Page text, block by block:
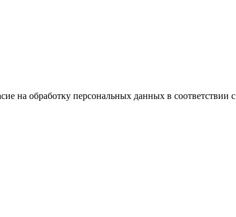
на обработку персональных данных в соответствии с